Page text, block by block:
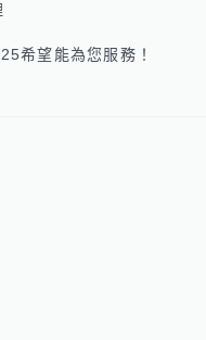
希望能為您服務！